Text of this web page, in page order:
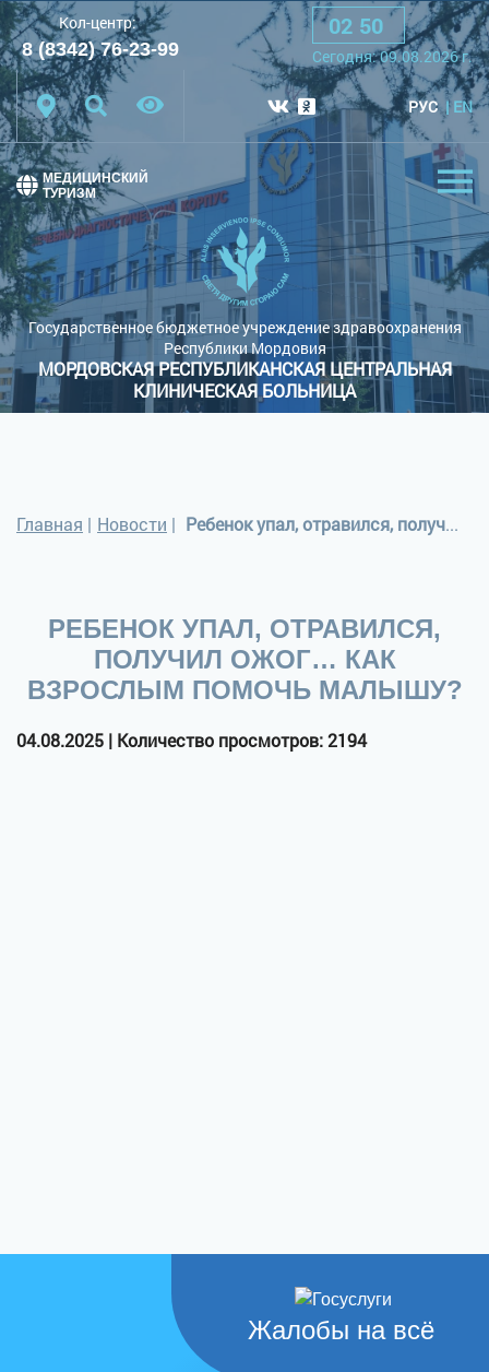
Шрифт: A A A
Цветовая схема: Черная схема
Обычный сайт
Кол-центр:
8 (8342) 76-23-99
02 50
Cегодня:09.08.2026г.
РУС EN
Государственное бюджетное учреждение здравоохранения
Республики Мордовия
МОРДОВСКАЯ РЕСПУБЛИКАНСКАЯ ЦЕНТРАЛЬНАЯ
КЛИНИЧЕСКАЯ БОЛЬНИЦА
МЕДИЦИНСКИЙ
ТУРИЗМ
Главная | Новости | Ребенок упал, отравился, получил ожог… Как взрослым помочь малышу?
РЕБЕНОК УПАЛ, ОТРАВИЛСЯ,
ПОЛУЧИЛ ОЖОГ… КАК
ВЗРОСЛЫМ ПОМОЧЬ МАЛЫШУ?
04.08.2025 | Количество просмотров: 2194
Жалобы на всё